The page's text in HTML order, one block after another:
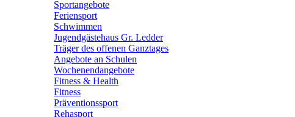
Sportangebote
Feriensport
Schwimmen
Jugendgästehaus Gr. Ledder
Träger des offenen Ganztages
Angebote an Schulen
Wochenendangebote
Fitness & Health
Fitness
Präventionssport
Rehasport